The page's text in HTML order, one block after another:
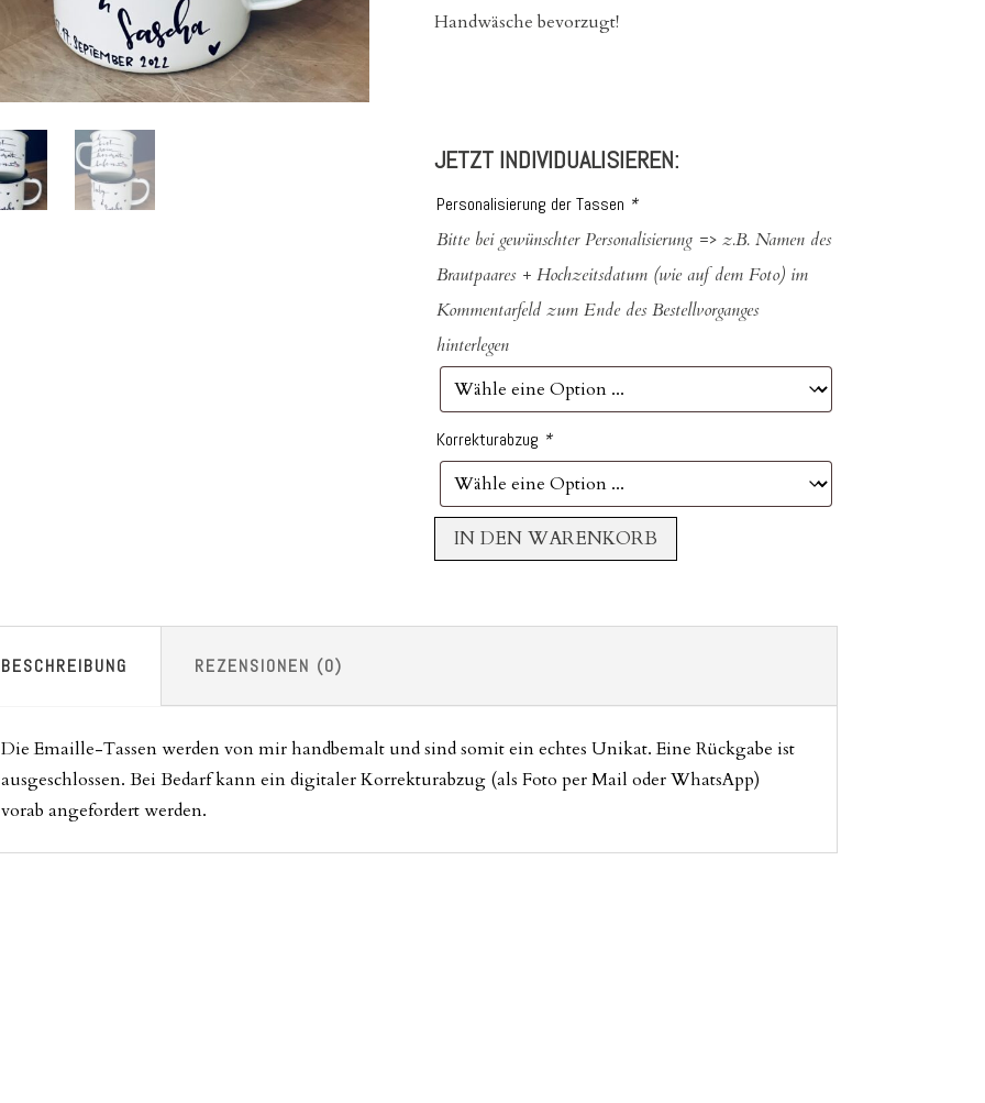
Handwäsche bevorzugt!
JETZT INDIVIDUALISIEREN:
Personalisierung der Tassen *
Bitte bei gewünschter Personalisierung => z.B. Namen des
Brautpaares + Hochzeitsdatum (wie auf dem Foto) im
Kommentarfeld zum Ende des Bestellvorganges
hinterlegen
Korrekturabzug *
IN DEN WARENKORB
BESCHREIBUNG REZENSIONEN (0)
Die Emaille-Tassen werden von mir handbemalt und sind somit ein echtes Unikat. Eine Rückgabe ist
ausgeschlossen. Bei Bedarf kann ein digitaler Korrekturabzug (als Foto per Mail oder WhatsApp)
vorab angefordert werden.